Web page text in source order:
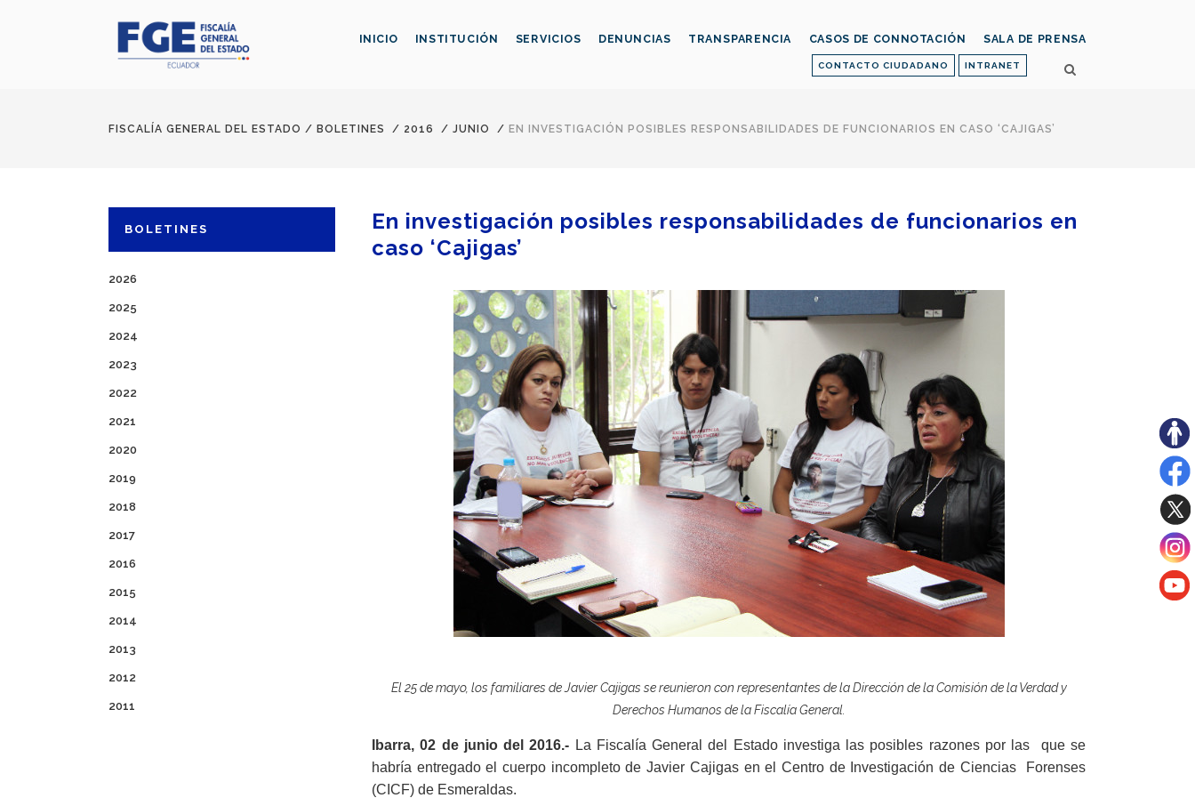
CONTACTO CIUDADANO INTRANET
INICIO INSTITUCIÓN SERVICIOS DENUNCIAS TRANSPARENCIA CASOS DE CONNOTACIÓN SALA DE PRENSA
FISCALÍA GENERAL DEL ESTADO / BOLETINES / 2016 / JUNIO / EN INVESTIGACIÓN POSIBLES RESPONSABILIDADES DE FUNCIONARIOS EN CASO ‘CAJIGAS’
BOLETINES
2026
2025
2024
2023
2022
2021
2020
2019
2018
2017
2016
2015
2014
2013
2012
2011
En investigación posibles responsabilidades de funcionarios en
caso ‘Cajigas’
El 25 de mayo, los familiares de Javier Cajigas se reunieron con representantes de la Dirección de la Comisión de la Verdad y
Derechos Humanos de la Fiscalía General.
Ibarra, 02 de junio del 2016.- La Fiscalía General del Estado investiga las posibles razones por las que se
habría entregado el cuerpo incompleto de Javier Cajigas en el Centro de Investigación de Ciencias Forenses
(CICF) de Esmeraldas.